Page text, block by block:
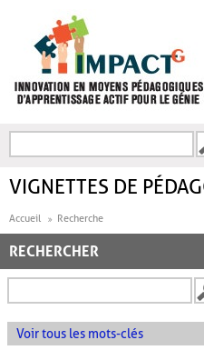
FORMULAIRE DE
VIGNETTES DE
Accueil Recherche
RECHERCHER
Voir tous les mots-clés